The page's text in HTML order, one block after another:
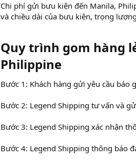
Chi phí gửi bưu kiện đến Manila,
và chiều dài của bưu kiện, trọng
Quy trình gom hàng
Philippine​
Bước 1: Khách hàng gửi yêu cầu báo
Bước 2: Legend Shipping tư vấn và
Bước 3: Legend Shipping xác nhận
Bước 4: Legend Shipping thông báo